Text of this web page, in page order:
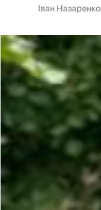
Іван Назаренко